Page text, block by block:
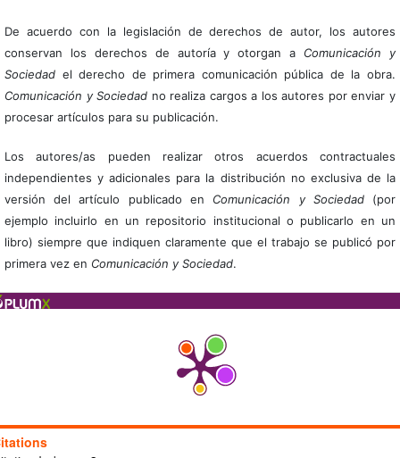
De acuerdo con la legislación de derechos de autor, los autores
conservan los derechos de autoría y otorgan a Comunicación y
Sociedadel derecho de primera comunicación pública de la obra.
Comunicación y Sociedad no realiza cargos a los autores por enviar y
procesar artículos para su publicación.
Los autores/as pueden realizar otros acuerdos contractuales
independientes y adicionales para la distribución no exclusiva de la
versión del artículo publicado en Comunicación y Sociedad(por
ejemplo incluirlo en un repositorio institucional o publicarlo en un
libro) siempre que indiquen claramente que el trabajo se publicó por
primera vez en Comunicación y Sociedad.